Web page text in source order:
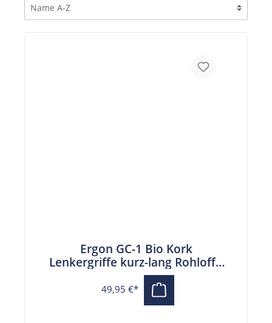
Ergon GC-1 Bio Kork
Lenkergriffe kurz-lang Rohloff /
Nexus für gebogene Lenker
49,95 €*